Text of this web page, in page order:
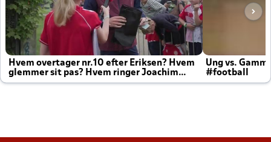
Hvem overtager nr.10 efter Eriksen? Hvem
glemmer sit pas? Hvem ringer Joachim
altid til efter kampe?
Ung vs.
#football